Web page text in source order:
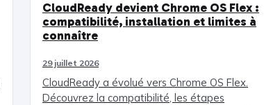
CloudReady devient Chrome OS Flex :
compatibilité, installation et limites à
connaître
29 juillet 2026
CloudReady a évolué vers Chrome OS Flex.
Découvrez la compatibilité, les étapes